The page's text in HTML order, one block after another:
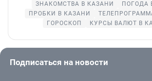
ЗНАКОМСТВА В КАЗАНИ
ПОГОДА
ПРОБКИ В КАЗАНИ
ГОРОСКОП
КУРСЫ ВАЛЮТ В
Подписаться на новости